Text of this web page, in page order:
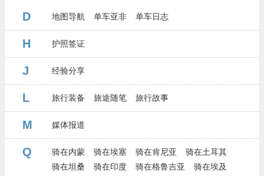
D 地图导航 单车亚非 单车日志
H 护照签证
J 经验分享
L 旅行装备 旅途随笔 旅行故事
M 媒体报道
Q 骑在内蒙 骑在埃塞 骑在肯尼亚
骑在土耳其
骑在坦桑
骑在印度 骑在格鲁吉亚
骑在埃及